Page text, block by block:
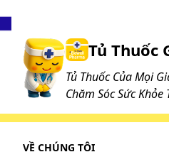
Cách dùng và liều dùng:
Cách dùng
Thuốc Monitazone
Tủ Thuốc
Tủ Thuốc Của Mọi
Chăm Sóc Sức
VỀ CHÚNG TÔI